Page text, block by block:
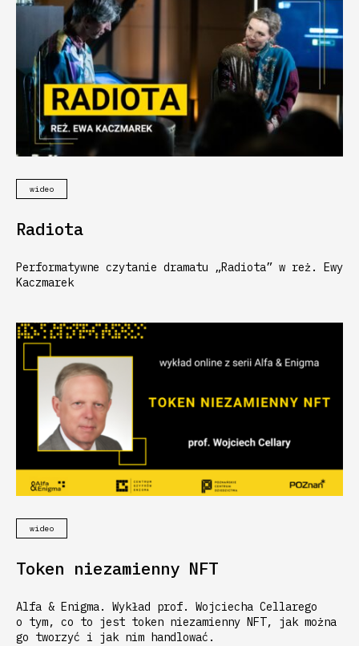
wideo
Radiota
Performatywne czytanie dramatu „Radiota” w reż. Ewy
Kaczmarek
wideo
Token niezamienny NFT
Alfa & Enigma. Wykład prof. Wojciecha Cellarego
o tym, co to jest token niezamienny NFT, jak można
go tworzyć i jak nim handlować.